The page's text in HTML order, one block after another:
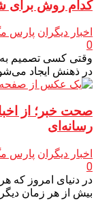
کدام روش برای
اخبار دیگران پارس
0
وقتی کسی تصمیم به
در ذهنش ایجاد
صحت خبر؛ از
رسانه‌ای
اخبار دیگران پارس
0
در دنیای امروز که
بیش از هر زمان